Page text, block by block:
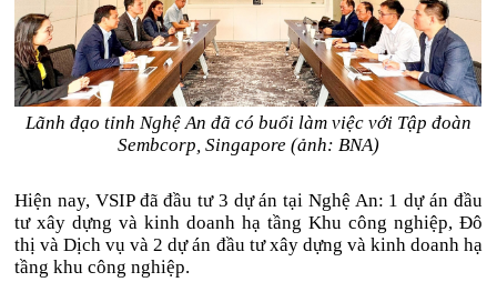
Lãnh đạo tỉnh Nghệ An đã có buổi làm việc với Tập đoàn
Sembcorp, Singapore (ảnh: BNA)
Hiện nay, VSIP đã đầu tư 3 dự án tại Nghệ An: 1 dự án đầu
tư xây dựng và kinh doanh hạ tầng Khu công nghiệp, Đô
thị và Dịch vụ và 2 dự án đầu tư xây dựng và kinh doanh hạ
tầng khu công nghiệp.